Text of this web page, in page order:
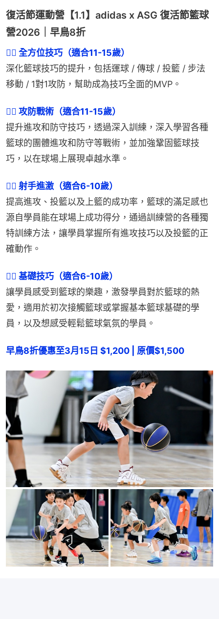
復活節運動營【1.1】adidas x ASG 復活節籃球
營2026｜早鳥8折
👉🏻 全方位技巧（適合11-15歲）
深化籃球技巧的提升，包括運球 / 傳球 / 投籃 / 步法
移動 / 1對1攻防，幫助成為技巧全面的MVP。
👉🏻 攻防戰術（適合11-15歲）
提升進攻和防守技巧，透過深入訓練，深入學習各種
籃球的團體進攻和防守等戰術，並加強鞏固籃球技
巧，以在球場上展現卓越水準。
👉🏻 射手進激（適合6-10歲）
提高進攻、投籃以及上籃的成功率，籃球的滿足感也
源自學員能在球場上成功得分，通過訓練營的各種獨
特訓練方法，讓學員掌握所有進攻技巧以及投籃的正
確動作。
👉🏻 基礎技巧（適合6-10歲）
讓學員感受到籃球的樂趣，激發學員對於籃球的熱
愛，適用於初次接觸籃球或掌握基本籃球基礎的學
員，以及想感受輕鬆籃球氣氛的學員。
早鳥8折優惠至3月15日 $1,200 | 原價$1,500